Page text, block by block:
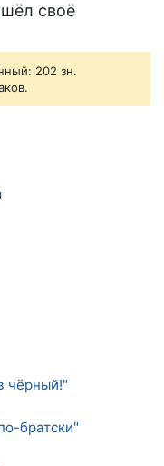
своё
202 зн.
чёрный!"
братски"